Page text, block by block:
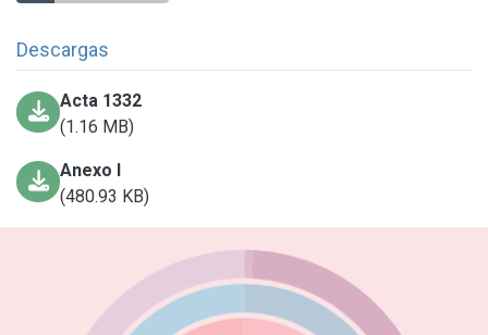
Descargas
Acta 1332
(1.16 MB)
Anexo I
(480.93 KB)